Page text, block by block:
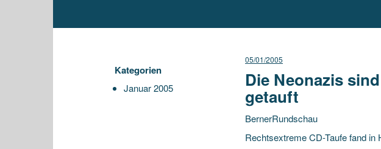
Kategorien
Januar 2005
05/01/2005
Die Neonazis
getauft
BernerRundschau
Rechtsextreme CD-Taufe fand in